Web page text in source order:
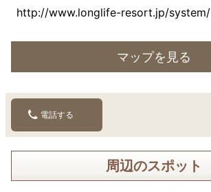
http://www.longlife-resort.jp/system/
マップを見る
電話する
周辺のスポット